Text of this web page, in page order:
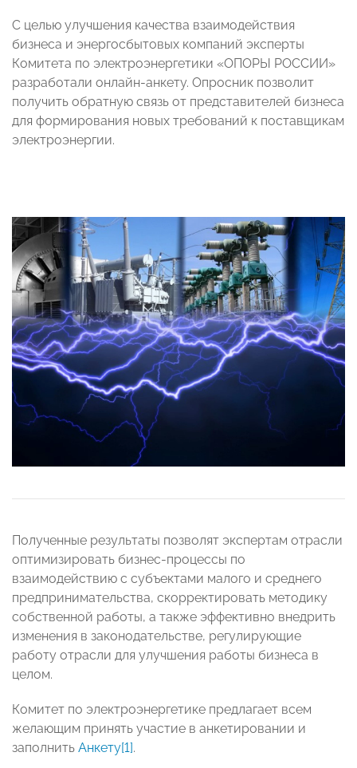
С целью улучшения качества взаимодействия
бизнеса и энергосбытовых компаний эксперты
Комитета по электроэнергетики «ОПОРЫ РОССИИ»
разработали онлайн-анкету. Опросник позволит
получить обратную связь от представителей бизнеса
для формирования новых требований к поставщикам
электроэнергии.
Полученные результаты позволят экспертам отрасли
оптимизировать бизнес-процессы по
взаимодействию с субъектами малого и среднего
предпринимательства, скорректировать методику
собственной работы, а также эффективно внедрить
изменения в законодательстве, регулирующие
работу отрасли для улучшения работы бизнеса в
целом.
Комитет по электроэнергетике предлагает всем
желающим принять участие в анкетировании и
заполнить Анкету[1].